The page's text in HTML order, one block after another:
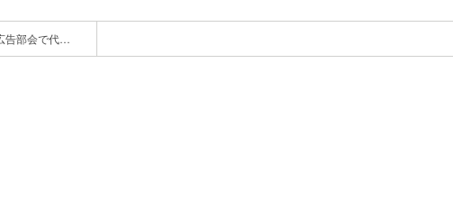
JIAA（日本インタラクティブ広告協会）のデジタルオーディオ広告部会で代表 八木が登壇します